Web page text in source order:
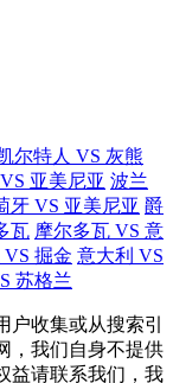
尔特人 VS 灰熊
亚美尼亚 波兰
牙 VS 亚美尼亚 爵
瓦 摩尔多瓦 VS 意
VS 掘金 意大利 VS
苏格兰
户收集或从搜索引
，我们自身不提供
益请联系我们，我